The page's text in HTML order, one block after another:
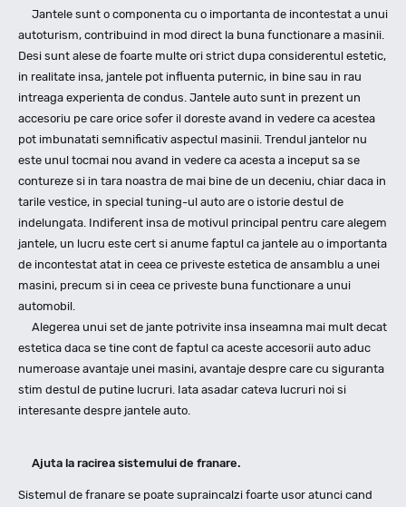
Jantele sunt o componenta cu o importanta de incontestat a unui
autoturism, contribuind in mod direct la buna functionare a masinii.
Desi sunt alese de foarte multe ori strict dupa considerentul estetic,
in realitate insa, jantele pot influenta puternic, in bine sau in rau
intreaga experienta de condus. Jantele auto sunt in prezent un
accesoriu pe care orice sofer il doreste avand in vedere ca acestea
pot imbunatati semnificativ aspectul masinii. Trendul jantelor nu
este unul tocmai nou avand in vedere ca acesta a inceput sa se
contureze si in tara noastra de mai bine de un deceniu, chiar daca in
tarile vestice, in special tuning-ul auto are o istorie destul de
indelungata. Indiferent insa de motivul principal pentru care alegem
jantele, un lucru este cert si anume faptul ca jantele au o importanta
de incontestat atat in ceea ce priveste estetica de ansamblu a unei
masini, precum si in ceea ce priveste buna functionare a unui
automobil.
Alegerea unui set de jante potrivite insa inseamna mai mult decat
estetica daca se tine cont de faptul ca aceste accesorii auto aduc
numeroase avantaje unei masini, avantaje despre care cu siguranta
stim destul de putine lucruri. Iata asadar cateva lucruri noi si
interesante despre jantele auto.
Ajuta la racirea sistemului de franare.
Sistemul de franare se poate supraincalzi foarte usor atunci cand